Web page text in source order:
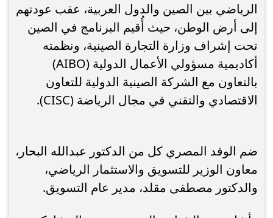
الرياضي بين الصين والدول العربية، عقب عودتهم
إلى أرض الوطن، حيث أُقيم البرنامج في الصين
تحت إشراف وزارة التجارة الصينية، ونظمته
أكاديمية مسؤولي الأعمال الدولية (AIBO)
بالتعاون مع الشركة الصينية الدولية للتعاون
الاقتصادي والتقني في مجال الرياضة (CISC).
ضم الوفد المصري كل من الدكتور عبدالله البحار،
معاون الوزير للتسويق والاستثمار الرياضي،
والدكتور مصطفى مقلد، مدير عام التسويق.